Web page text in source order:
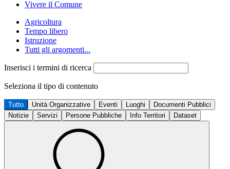
Vivere il Comune
Agricoltura
Tempo libero
Istruzione
Tutti gli argomenti...
Inserisci i termini di ricerca
Seleziona il tipo di contenuto
Tutto Unità Organizzative Eventi Luoghi
Documenti Pubblici
Notizie
Servizi Persone Pubbliche Info Territori Dataset